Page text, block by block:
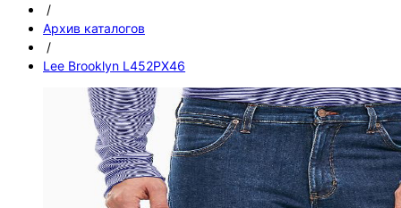
/
Архив каталогов
/
Lee Brooklyn L452PX46